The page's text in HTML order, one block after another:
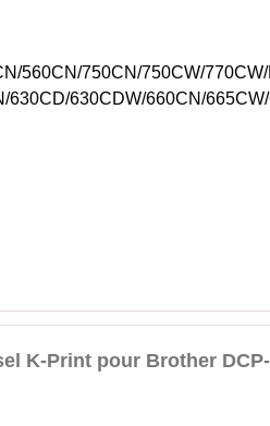
560CN/750CN/750CW/
630CDW/660CN/
K-Print pour Brother